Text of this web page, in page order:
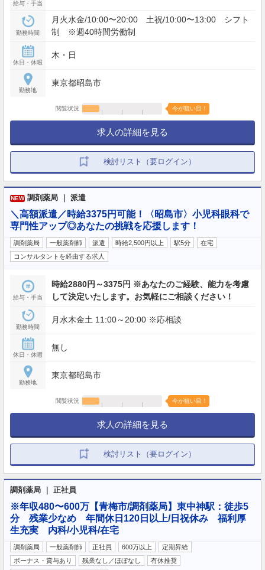
給与・手当
勤務時間
月火水金/10:00〜20:00 土祝/10:00〜13:00 シフト
制 ※週40時間労働制
休日・休暇
木・日
勤務地
東京都昭島市
閲覧状況 今が狙い目！
求人の詳細を見る
検討リスト（要ログイン）
NEW 調剤薬局 ｜ 派遣
＼高額派遣／時給3375円可能！〈昭島市〉小児科眼科で
専門性アップ◎あなたの挑戦を応援します！
調剤薬局 一般薬剤師 派遣 時給2,500円以上 駅5分
在宅
コンサルタントを経由する求人
給与・手当
時給2880円～3375円 ※あなたのご経験、能力を考慮
して決定いたします。お気軽にご相談ください！
勤務時間
月水木金土 11:00～20:00 ※応相談
休日・休暇
無し
勤務地
東京都昭島市
閲覧状況 今が狙い目！
求人の詳細を見る
検討リスト（要ログイン）
調剤薬局 ｜ 正社員
※年収480〜600万【青梅市/調剤薬局】東中神駅：徒歩5
分 残業少なめ 年間休日120日以上/日祝休み 福利厚
生充実 内科/小児科/在宅
調剤薬局 一般薬剤師 正社員 600万以上
定期昇給
ボーナス・賞与あり
残業なし／ほぼなし
有休推奨